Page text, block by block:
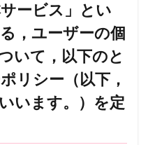
ービス」とい
，ユーザーの個
いて，以下のと
リシー（以下，
います。）を定